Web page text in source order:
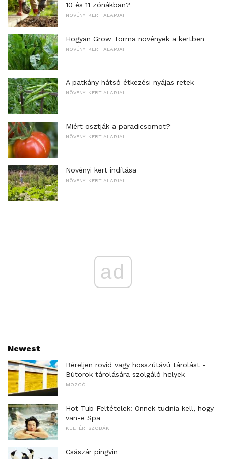
10 és 11 zónákban?
NÖVÉNYI KERT ALAPJAI
Hogyan Grow Torma növények a kertben
NÖVÉNYI KERT ALAPJAI
A patkány hátsó étkezési nyájas retek
NÖVÉNYI KERT ALAPJAI
Miért osztják a paradicsomot?
NÖVÉNYI KERT ALAPJAI
Növényi kert indítása
NÖVÉNYI KERT ALAPJAI
ad
Newest
Béreljen rövid vagy hosszútávú tárolást -
Bútorok tárolására szolgáló helyek
MOZGÓ
Hot Tub Feltételek: Önnek tudnia kell, hogy
van-e Spa
KÜLTÉRI SZOBÁK
Császár pingvin